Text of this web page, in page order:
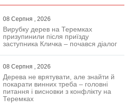
08 Серпня , 2026
Вирубку дерев на Теремках
призупинили після приїзду
заступника Кличка – почався діалог
08 Серпня , 2026
Дерева не врятувати, але знайти й
покарати винних треба – головні
питання і висновки з конфлікту на
Теремках